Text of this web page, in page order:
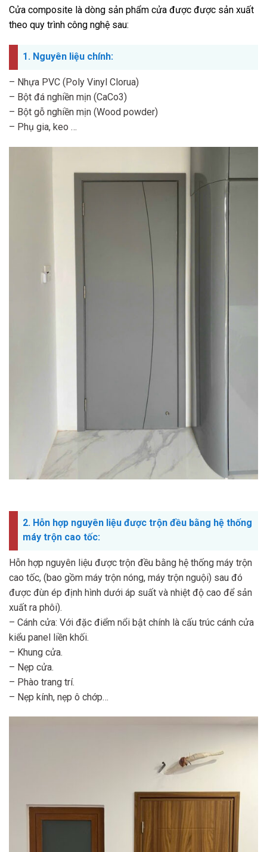
Cửa composite là dòng sản phẩm cửa được được sản xuất
theo quy trình công nghệ sau:
1. Nguyên liệu chính:
– Nhựa PVC (Poly Vinyl Clorua)
– Bột đá nghiền mịn (CaCo3)
– Bột gỗ nghiền mịn (Wood powder)
– Phụ gia, keo …
2. Hỗn hợp nguyên liệu được trộn đều bằng hệ thống
máy trộn cao tốc:
Hỗn hợp nguyên liệu được trộn đều bằng hệ thống máy trộn
cao tốc, (bao gồm máy trộn nóng, máy trộn nguội) sau đó
được đùn ép định hình dưới áp suất và nhiệt độ cao để sản
xuất ra phôi).
– Cánh cửa: Với đặc điểm nổi bật chính là cấu trúc cánh cửa
kiểu panel liền khối.
– Khung cửa.
– Nẹp cửa.
– Phào trang trí.
– Nẹp kính, nẹp ô chớp…